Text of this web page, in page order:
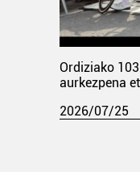
Ordiziako
aurkezpena
2026/07/25